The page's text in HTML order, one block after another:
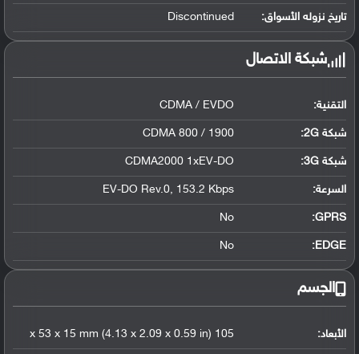
تاريخ نزوله الأسواق: Discontinued
شبكة الاتصال
التقنية: CDMA / EVDO
شبكة 2G: CDMA 800 / 1900
شبكة 3G :
CDMA2000 1xEV-DO
السرعة: EV-DO Rev.0, 153.2 Kbps
GPRS:
No
EDGE:
No
الجسم
الأبعاد: 105 x 53 x 15 mm (4.13 x 2.09 x 0.59 in)